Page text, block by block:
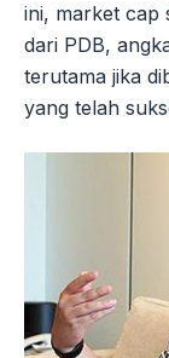
ini, market cap
dari PDB,
terutama jika
yang telah